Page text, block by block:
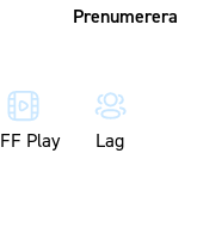
Play Lag